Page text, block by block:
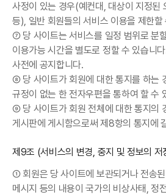
사정이 있는 경우(예컨대, 대상이 지정된
등), 일반 회원들의 서비스 이용을 제한할
⑦ 당 사이트는 서비스를 일정 범위로 분
이용가능 시간을 별도로 정할 수 있습니
사전에 공지합니다.
⑧ 당 사이트가 회원에 대한 통지를 하는
규정이 없는 한 전자우편을 통하여 할 수
⑨ 당 사이트가 회원 전체에 대한 통지의
게시판에 게시함으로써 제8항의 통지에
제9조 (서비스의 변경, 중지 및 정보의 저
① 회원은 당 사이트에 보관되거나 전송
메시지 등의 내용이 국가의 비상사태, 정